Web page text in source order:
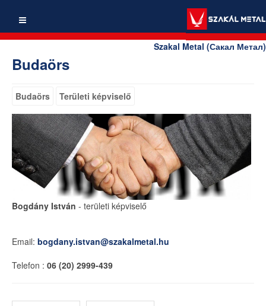
Szakal Metal (Сакал Метал)
Budaörs
Budaörs Területi képviselő
Bogdány István - területi képviselő
Email: bogdany.istvan@szakalmetal.hu
Telefon : 06 (20) 2999-439